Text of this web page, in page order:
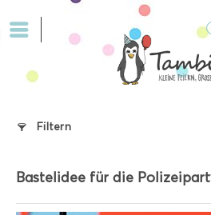
Filtern
Bastelidee für die